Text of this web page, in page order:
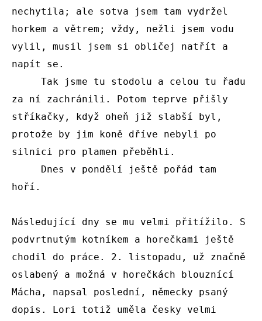
nechytila; ale sotva jsem tam vydržel
horkem a větrem; vždy, nežli jsem vodu
vylil, musil jsem si obličej natřít a
napít se.
za ní zachránili. Potom teprve přišly
stříkačky, když oheň již slabší byl,
protože by jim koně dříve nebyli po
silnici pro plamen přeběhli.
hoří.
Následující dny se mu velmi přitížilo. S
podvrtnutým kotníkem a horečkami ještě
chodil do práce. 2. listopadu, už značně
oslabený a možná v horečkách blouznící
Mácha, napsal poslední, německy psaný
dopis. Lori totiž uměla česky velmi